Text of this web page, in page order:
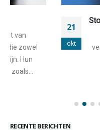
Stove Italy
In de wereld
verschillende
kwaliteit,
RECENTE BERICHTEN